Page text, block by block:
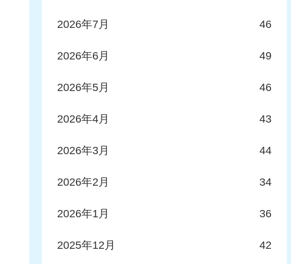
2026年7月 46
2026年6月 49
2026年5月 46
2026年4月 43
2026年3月 44
2026年2月 34
2026年1月 36
2025年12月 42